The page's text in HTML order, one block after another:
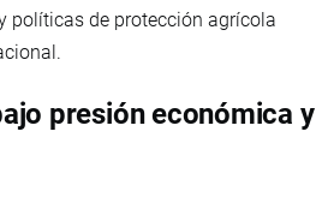
políticas de protección agrícola
presión económica y